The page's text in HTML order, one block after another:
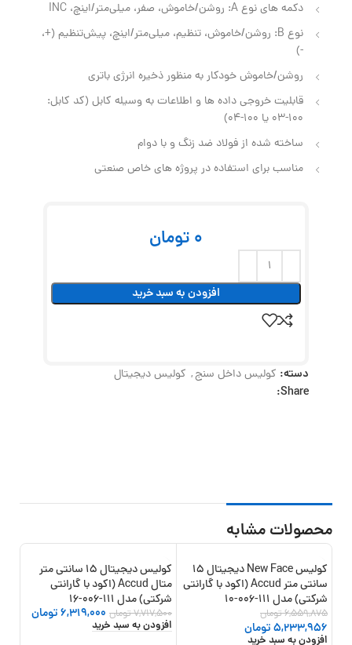
دکمه‌ های نوع A: روشن/خاموش، صفر، میلی‌متر/اینچ، INC
نوع B: روشن/خاموش، تنظیم، میلی‌متر/اینچ، پیش‌تنظیم (+،
-)
روشن/خاموش خودکار به منظور ذخیره انرژی باتری
قابلیت خروجی داده ها و اطلاعات به وسیله کابل (کد کابل:
100-03 یا 100-04)
ساخته شده از فولاد ضد زنگ و با دوام
مناسب برای استفاده در پروژه های خاص صنعتی
0 تومان
افزودن به سبد خرید
دسته: کولیس داخل سنج, کولیس دیجیتال
Share:
محصولات مشابه
-20%
جدید
کولیس New Face دیجیتال 15
سانتی متر Accud (اکود با گارانتی
شرکتی) مدل 111-006-10
6,559,875تومان
5,233,956تومان
افزودن به سبد خرید
-18%
کولیس دیجیتال 15 سانتی متر
متال Accud (اکود با گارانتی
شرکتی) مدل 111-006-16
7,717,500تومان 6,319,000تومان
افزودن به سبد خرید